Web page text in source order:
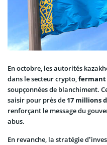
En octobre, les autorités
dans le secteur crypto,fermant
soupçonnées de blanchiment.
saisir pour près de 17 millions
renforçant le message du
abus.
En revanche, la stratégie